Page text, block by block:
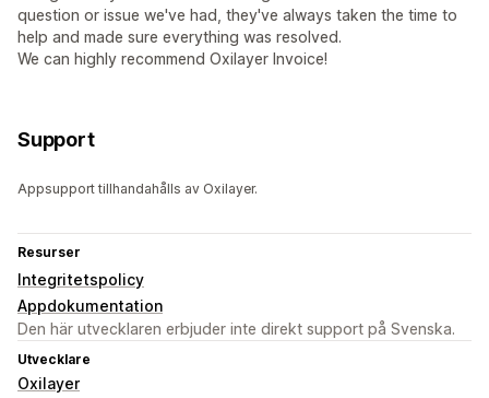
question or issue we've had, they've always taken the time to
help and made sure everything was resolved.
We can highly recommend Oxilayer Invoice!
Support
Appsupport tillhandahålls av Oxilayer.
Resurser
Integritetspolicy
Appdokumentation
Den här utvecklaren erbjuder inte direkt support på Svenska.
Utvecklare
Oxilayer